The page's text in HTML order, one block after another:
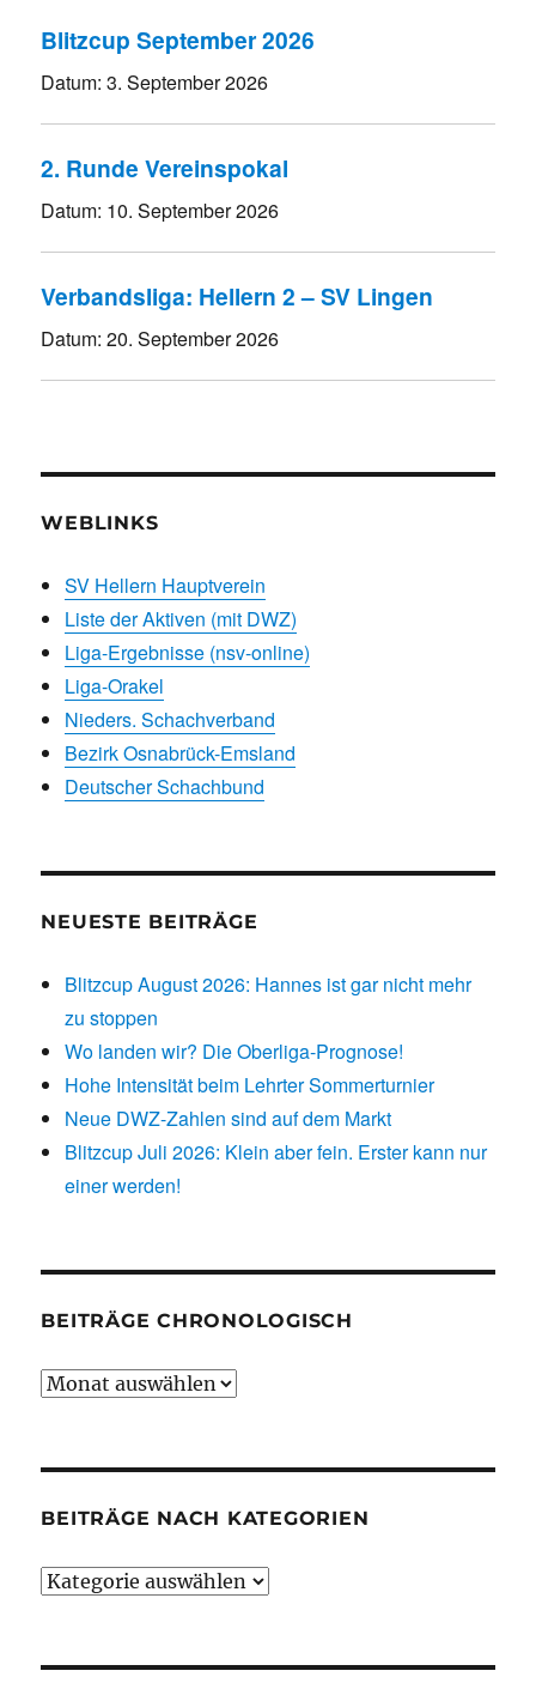
Blitzcup September 2026
Datum:3. September 2026
2. Runde Vereinspokal
Datum: 10. September 2026
Verbandsliga: Hellern 2 – SV Lingen
Datum:20. September 2026
WEBLINKS
SV Hellern Hauptverein
Liste der Aktiven (mit DWZ)
Liga-Ergebnisse (nsv-online)
Liga-Orakel
Nieders. Schachverband
Bezirk Osnabrück-Emsland
Deutscher Schachbund
NEUESTE BEITRÄGE
Blitzcup August 2026: Hannes ist gar nicht mehr
zu stoppen
Wo landen wir? Die Oberliga-Prognose!
Hohe Intensität beim Lehrter Sommerturnier
Neue DWZ-Zahlen sind auf dem Markt
Blitzcup Juli 2026: Klein aber fein. Erster kann nur
einer werden!
BEITRÄGE CHRONOLOGISCH
Beiträge
BEITRÄGE NACH KATEGORIEN
Beiträge